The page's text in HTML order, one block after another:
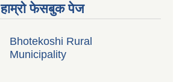
हाम्रो फेसबुक पेज
Bhotekoshi Rural
Municipality